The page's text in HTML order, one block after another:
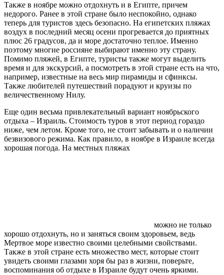
Также в ноябре можно отдохнуть и в Египте, причем
недорого. Ранее в этой стране было неспокойно, однако
теперь для туристов здесь безопасно. На египетских пляжах
воздух в последний месяц осени прогревается до приятных
плюс 26 градусов, да и море достаточно теплое. Именно
поэтому многие россияне выбирают именно эту страну.
Помимо пляжей, в Египте, туристы также могут выделить
время и для экскурсий, а посмотреть в этой стране есть на что,
например, известные на весь мир пирамиды и сфинксы.
Также любителей путешествий порадуют и круизы по
величественному Нилу.
Еще один весьма привлекательный вариант ноябрьского
отдыха – Израиль. Стоимость туров в этот период гораздо
ниже, чем летом. Кроме того, не стоит забывать и о наличии
безвизового режима. Как правило, в ноябре в Израиле всегда
хорошая погода. На местных пляжах
можно не только
хорошо отдохнуть, но и заняться своим здоровьем, ведь
Мертвое море известно своими целебными свойствами.
Также в этой стране есть множество мест, которые стоит
увидеть своими глазами хоря бы раз в жизни, поверьте,
воспоминания об отдыхе в Израиле будут очень яркими.